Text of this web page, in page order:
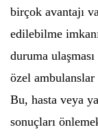
birçok avantajı
edilebilme
duruma
özel ambulanslar
Bu, hasta veya
sonuçları